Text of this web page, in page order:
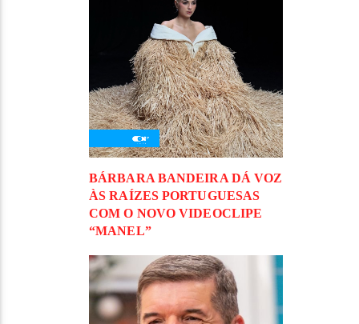
BÁRBARA BANDEIRA DÁ VOZ
ÀS RAÍZES PORTUGUESAS
COM O NOVO VIDEOCLIPE
“MANEL”